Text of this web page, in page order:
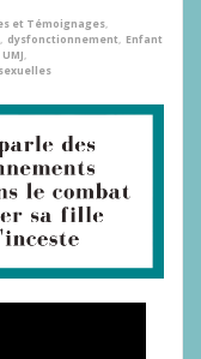
et Témoignages,
, dysfonctionnement, Enfant
UMJ,